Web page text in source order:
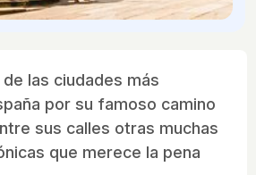
las ciudades más
por su famoso camino
sus calles otras muchas
que merece la pena